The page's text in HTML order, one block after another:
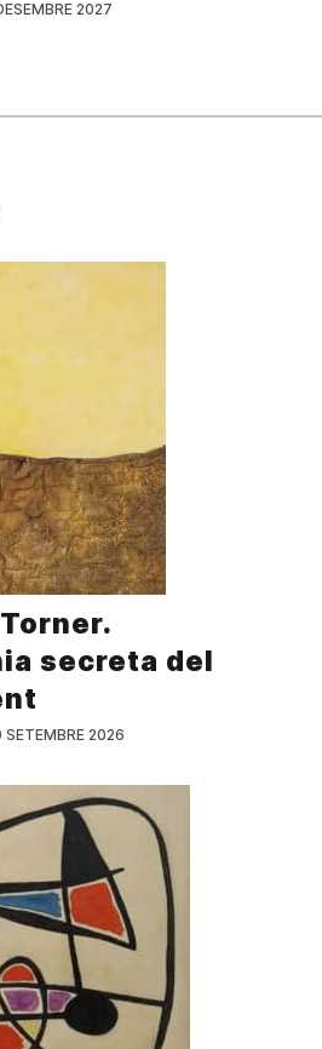
2027
secreta del
SETEMBRE 2026